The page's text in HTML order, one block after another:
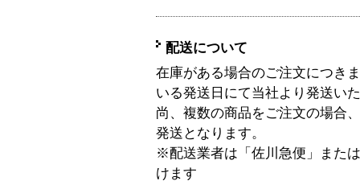
配送について
在庫がある場合のご注文につき
いる発送日にて当社より発送い
尚、複数の商品をご注文の場合
発送となります。
※配送業者は「佐川急便」また
けます